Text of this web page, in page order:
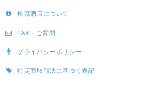
桧森酒店について
FAX・ご質問
プライバシーポリシー
特定商取引法に基づく表記